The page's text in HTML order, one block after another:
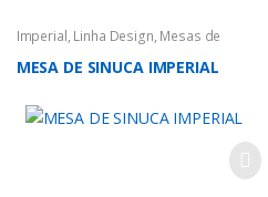
Imperial, Linha Design, Mesas de
Sinuca Sinucas
MESA DE SINUCA IMPERIAL